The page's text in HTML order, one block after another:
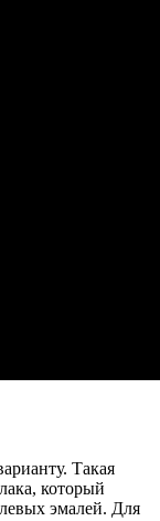
Такая
который
эмалей. Для